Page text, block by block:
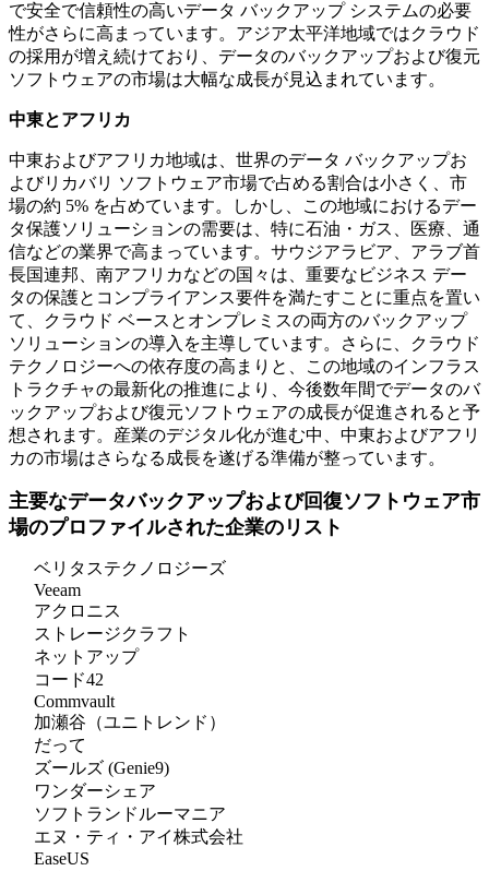
で安全で信頼性の高いデータ バックアップ システムの必要
性がさらに高まっています。アジア太平洋地域ではクラウド
の採用が増え続けており、データのバックアップおよび復元
ソフトウェアの市場は大幅な成長が見込まれています。
中東とアフリカ
中東およびアフリカ地域は、世界のデータ バックアップお
よびリカバリ ソフトウェア市場で占める割合は小さく、市
場の約 5% を占めています。しかし、この地域におけるデー
タ保護ソリューションの需要は、特に石油・ガス、医療、通
信などの業界で高まっています。サウジアラビア、アラブ首
長国連邦、南アフリカなどの国々は、重要なビジネス デー
タの保護とコンプライアンス要件を満たすことに重点を置い
て、クラウド ベースとオンプレミスの両方のバックアップ
ソリューションの導入を主導しています。さらに、クラウド
テクノロジーへの依存度の高まりと、この地域のインフラス
トラクチャの最新化の推進により、今後数年間でデータのバ
ックアップおよび復元ソフトウェアの成長が促進されると予
想されます。産業のデジタル化が進む中、中東およびアフリ
カの市場はさらなる成長を遂げる準備が整っています。
主要なデータバックアップおよび回復ソフトウェア市
場のプロファイルされた企業のリスト
ベリタステクノロジーズ
Veeam
アクロニス
ストレージクラフト
ネットアップ
コード42
Commvault
加瀬谷（ユニトレンド）
だって
ズールズ (Genie9)
ワンダーシェア
ソフトランドルーマニア
エヌ・ティ・アイ株式会社
EaseUS